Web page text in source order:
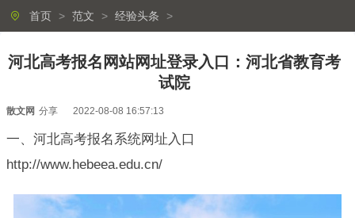
首页 > 范文 > 经验头条 >
河北高考报名网站网址登录入口：河北省教育考
试院
散文网 分享 2022-08-08 16:57:13
一、河北高考报名系统网址入口
http://www.hebeea.edu.cn/